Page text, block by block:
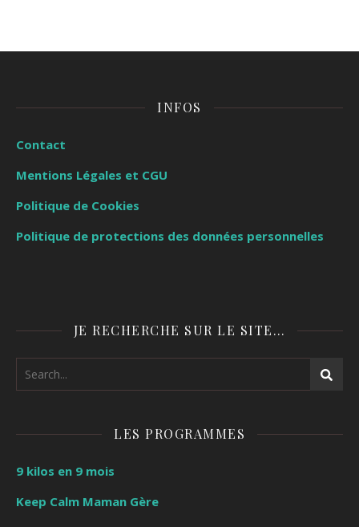
INFOS
Contact
Mentions Légales et CGU
Politique de Cookies
Politique de protections des données personnelles
JE RECHERCHE SUR LE SITE…
LES PROGRAMMES
9 kilos en 9 mois
Keep Calm Maman Gère